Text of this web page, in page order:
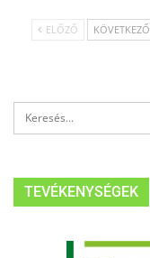
ELŐZŐ KÖVETKEZŐ
TEVÉKENYSÉGEK